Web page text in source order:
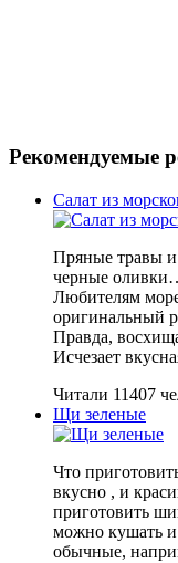
Рекомендуемые
Салат из
Пряные травы
черные
Любителям
оригинальный
Правда,
Исчезает
Читали 11407
Щи зеленые
Что
вкусно , и
приготовить
можно кушать и
обычные,